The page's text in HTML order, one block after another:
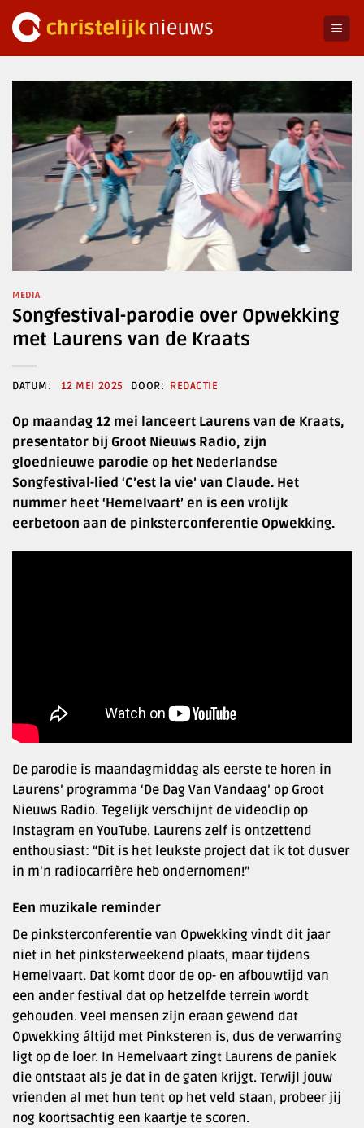
naar
MEDIA
Songfestival-parodie over Opwekking
met Laurens van de Kraats
12 MEI 2025 REDACTIE
Op maandag 12 mei lanceert Laurens van de Kraats,
presentator bij Groot Nieuws Radio, zijn
gloednieuwe parodie op het Nederlandse
Songfestival-lied ‘C’est la vie’ van Claude. Het
nummer heet ‘Hemelvaart’ en is een vrolijk
eerbetoon aan de pinksterconferentie Opwekking.
De parodie is maandagmiddag als eerste te horen in
Laurens’ programma ‘De Dag Van Vandaag’ op Groot
Nieuws Radio. Tegelijk verschijnt de videoclip op
Instagram en YouTube. Laurens zelf is ontzettend
enthousiast: “Dit is het leukste project dat ik tot dusver
in m’n radiocarrière heb ondernomen!”
Een muzikale reminder
De pinksterconferentie van Opwekking vindt dit jaar
niet in het pinksterweekend plaats, maar tijdens
Hemelvaart. Dat komt door de op- en afbouwtijd van
een ander festival dat op hetzelfde terrein wordt
gehouden. Veel mensen zijn eraan gewend dat
Opwekking áltijd met Pinksteren is, dus de verwarring
ligt op de loer. In Hemelvaart zingt Laurens de paniek
die ontstaat als je dat in de gaten krijgt. Terwijl jouw
vrienden al met hun tent op het veld staan, probeer jij
nog koortsachtig een kaartje te scoren.